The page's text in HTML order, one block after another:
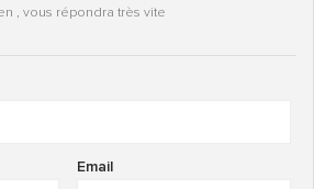
, vous répondra très vite
Email